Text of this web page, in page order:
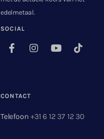
edelmetaal.
SOCIAL
CONTACT
Telefoon +31 6 12 37 12 30